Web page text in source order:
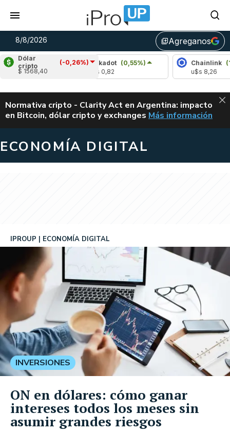
8/8/2026 library_addAgreganos
Dólar
cripto
(-0,26%)
$ 1568,40
(2,29%) Polkadot
(0,55%)
Chainlink (1,18%)
u$s 8,26
ALERTA
Normativa cripto - Clarity Act en Argentina: impacto
en Bitcoin, dólar cripto y exchanges CLARITY ACT EN
Más información
ECONOMÍA DIGITAL
IPROUP ECONOMÍA DIGITAL
INVERSIONES
ON en dólares: cómo ganar
intereses todos los meses sin
asumir grandes riesgos